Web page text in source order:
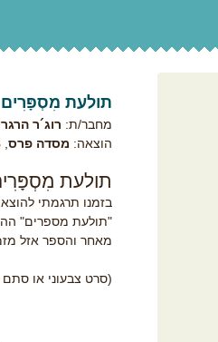
תולעת מִסְפָּרִים
מחבר/ת: רוג´ר
הוצאה: מסדה פרס ,
תולעת
בזמנו תרגמתי
"תולעת מספרים"
מאחר והספר אזל
(סרט צבעוני או